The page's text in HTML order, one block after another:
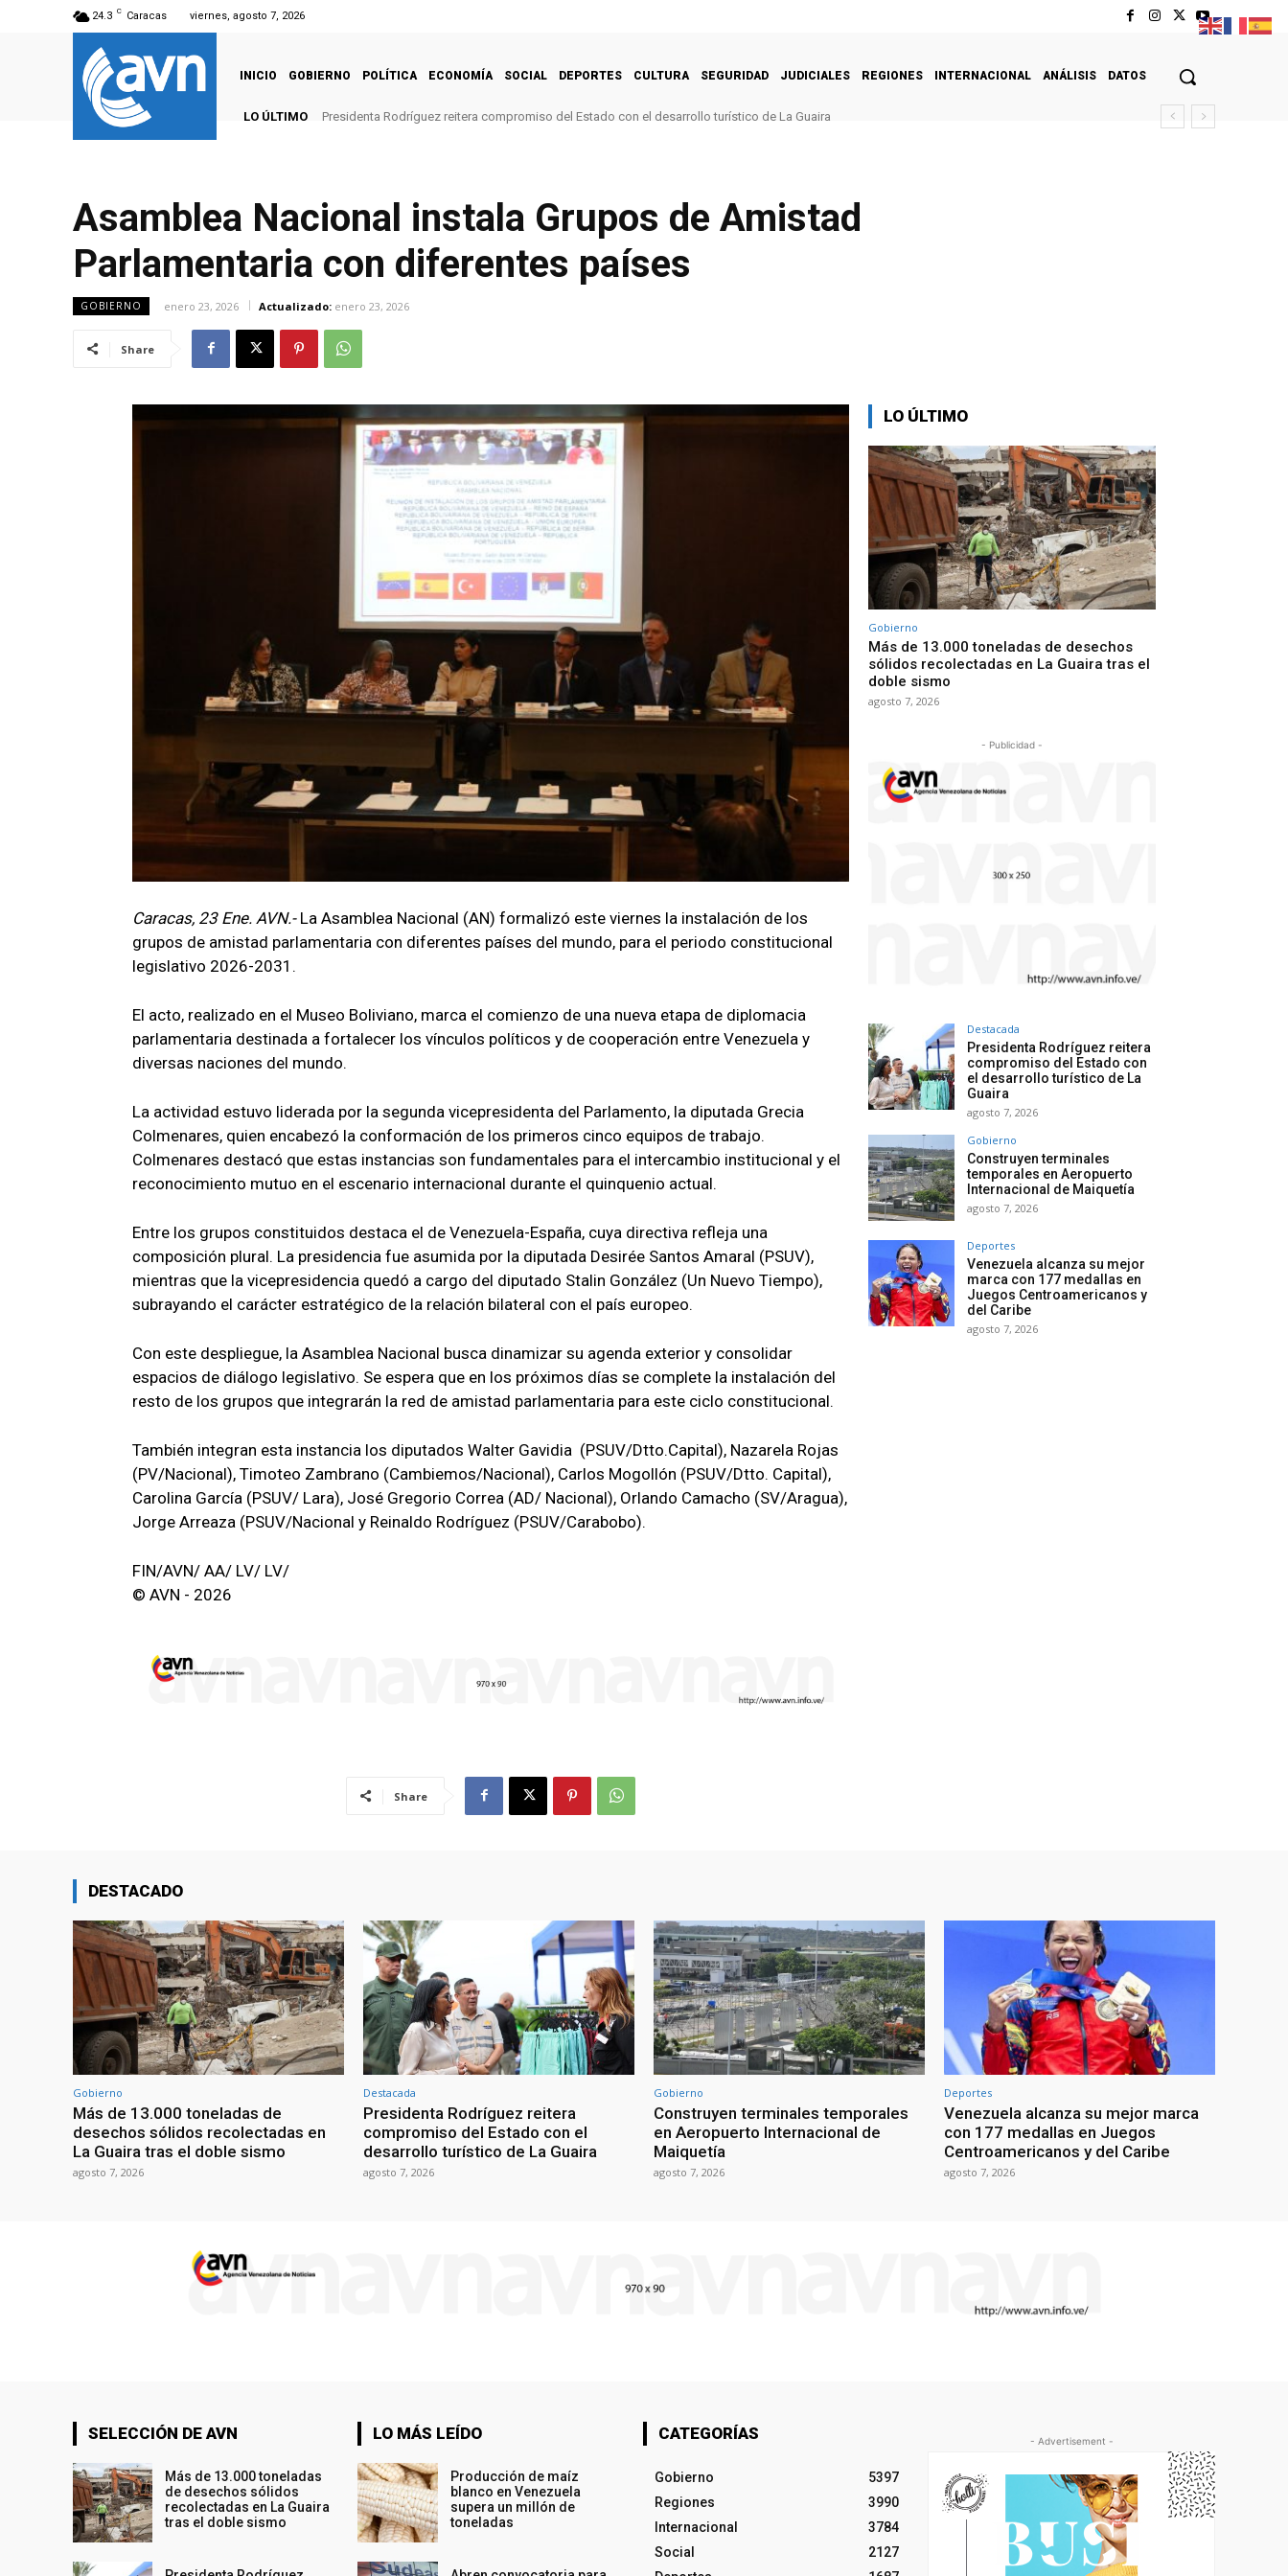
24.3 C Caracas viernes, agosto 7, 2026
INICIO GOBIERNO POLÍTICA ECONOMÍA SOCIAL DEPORTES CULTURA SEGURIDAD JUDICIALES REGIONES INTERNACIONAL ANÁLISIS DATOS
LO ÚLTIMO Presidenta Rodríguez reitera compromiso del Estado con el desarrollo turístico de La Guaira
Asamblea Nacional instala Grupos de Amistad
Parlamentaria con diferentes países
GOBIERNO enero 23, 2026 Actualizado: enero 23, 2026
Share
Caracas, 23 Ene. AVN.- La Asamblea Nacional (AN) formalizó este viernes la instalación de los
grupos de amistad parlamentaria con diferentes países del mundo, para el periodo constitucional
legislativo 2026-2031.
El acto, realizado en el Museo Boliviano, marca el comienzo de una nueva etapa de diplomacia
parlamentaria destinada a fortalecer los vínculos políticos y de cooperación entre Venezuela y
diversas naciones del mundo.
La actividad estuvo liderada por la segunda vicepresidenta del Parlamento, la diputada Grecia
Colmenares, quien encabezó la conformación de los primeros cinco equipos de trabajo.
Colmenares destacó que estas instancias son fundamentales para el intercambio institucional y el
reconocimiento mutuo en el escenario internacional durante el quinquenio actual.
Entre los grupos constituidos destaca el de Venezuela-España, cuya directiva refleja una
composición plural. La presidencia fue asumida por la diputada Desirée Santos Amaral (PSUV),
mientras que la vicepresidencia quedó a cargo del diputado Stalin González (Un Nuevo Tiempo),
subrayando el carácter estratégico de la relación bilateral con el país europeo.
Con este despliegue, la Asamblea Nacional busca dinamizar su agenda exterior y consolidar
espacios de diálogo legislativo. Se espera que en los próximos días se complete la instalación del
resto de los grupos que integrarán la red de amistad parlamentaria para este ciclo constitucional.
También integran esta instancia los diputados Walter Gavidia (PSUV/Dtto.Capital), Nazarela Rojas
(PV/Nacional), Timoteo Zambrano (Cambiemos/Nacional), Carlos Mogollón (PSUV/Dtto. Capital),
Carolina García (PSUV/ Lara), José Gregorio Correa (AD/ Nacional), Orlando Camacho (SV/Aragua),
Jorge Arreaza (PSUV/Nacional y Reinaldo Rodríguez (PSUV/Carabobo).
FIN/AVN/ AA/ LV/ LV/
© AVN - 2026
Share
LO ÚLTIMO
Gobierno
Más de 13.000 toneladas de desechos
sólidos recolectadas en La Guaira tras el
doble sismo
agosto 7, 2026
- Publicidad -
Destacada
Presidenta Rodríguez reitera
compromiso del Estado con
el desarrollo turístico de La
Guaira
agosto 7, 2026
Gobierno
Construyen terminales
temporales en Aeropuerto
Internacional de Maiquetía
agosto 7, 2026
Deportes
Venezuela alcanza su mejor
marca con 177 medallas en
Juegos Centroamericanos y
del Caribe
agosto 7, 2026
DESTACADO
Gobierno
Más de 13.000 toneladas de
desechos sólidos recolectadas en
La Guaira tras el doble sismo
agosto 7, 2026
Destacada
Presidenta Rodríguez reitera
compromiso del Estado con el
desarrollo turístico de La Guaira
agosto 7, 2026
Gobierno
Construyen terminales temporales
en Aeropuerto Internacional de
Maiquetía
agosto 7, 2026
Deportes
Venezuela alcanza su mejor marca
con 177 medallas en Juegos
Centroamericanos y del Caribe
agosto 7, 2026
SELECCIÓN DE AVN
Más de 13.000 toneladas
de desechos sólidos
recolectadas en La Guaira
tras el doble sismo
LO MÁS LEÍDO
Producción de maíz
blanco en Venezuela
supera un millón de
toneladas
CATEGORÍAS
Gobierno
5397
Regiones
3990
Internacional
3784
Social
2127
- Advertisement -